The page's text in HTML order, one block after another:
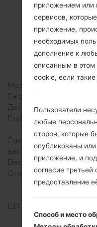
Модель и
Модель
Серия
Дата выпуска
Глубина
Размеры (ширина /
высота)
Вес
Операционная
ЦП (процессор)
приложением или
сервисов,
приложение,
необходимых
дополнение к
описанным в этом
cookie, если
Пользователи
любые
сторон, которые
опубликованы
приложение, и
согласие третьей
предоставление
Способ и место